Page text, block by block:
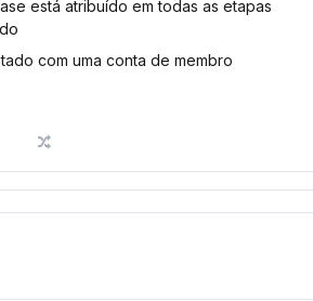
está atribuído em todas as etapas
com uma conta de membro